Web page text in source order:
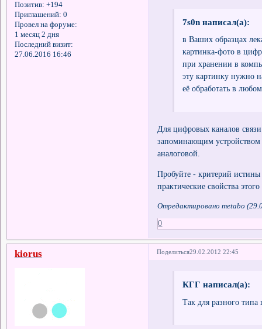
Позитив: +194
Приглашений: 0
Провел на форуме:
1 месяц 2 дня
Последний визит:
27.06.2016 16:46
7s0n написал(а):
в Ваших образцах
картинка-фото в
при хранении в
эту картинку нужно
её oбработать в
Для цифровых каналов
запоминающим устройством
аналоговой.
Пробуйте - критерий
практические свойства
Отредактировано metabo
0
Поделиться29.02.2012 22:45
kiorus
КГГ написал(а):
Так для разного